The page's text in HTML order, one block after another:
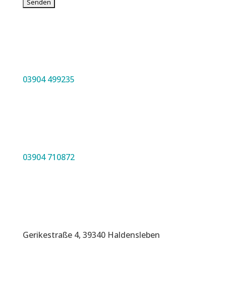
03904 499235
03904 710872
Gerikestraße 4, 39340 Haldensleben